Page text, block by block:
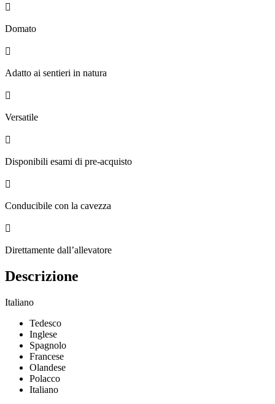

Domato

Adatto ai sentieri in natura

Versatile

Disponibili esami di pre-acquisto

Conducibile con la cavezza

Direttamente dall’allevatore
Descrizione
Italiano
Tedesco
Inglese
Spagnolo
Francese
Olandese
Polacco
Italiano